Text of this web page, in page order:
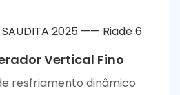
Vertical Fino
resfriamento dinâmico